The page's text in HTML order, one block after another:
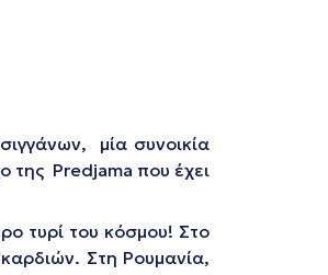
μία συνοικία
της Predjama που έχει
τυρί του κόσμου! Στο
Στη Ρουμανία,